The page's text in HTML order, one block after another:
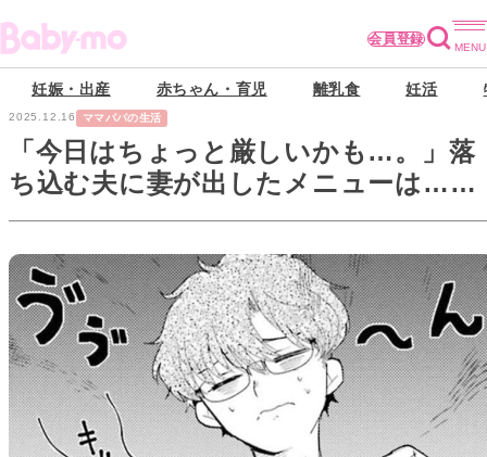
会員登録
妊娠・出産 赤ちゃん・育児 離乳食 妊活
2025.12.16 ママパパの生活
「今日はちょっと厳しいかも…。」落
ち込む夫に妻が出したメニューは…
【妻は僕を太らせたい！#9】